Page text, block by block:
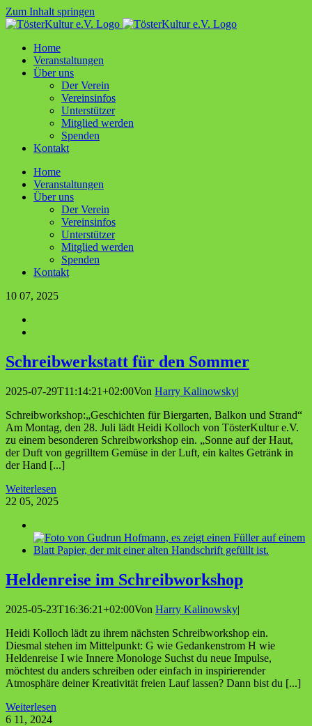
Zum Inhalt springen
Home
Ver­an­stal­tun­gen
Über uns
Der Ver­ein
Ver­ein­sin­fos
Unter­stüt­zer
Mit­glied werden
Spen­den
Kon­takt
Home
Ver­an­stal­tun­gen
Über uns
Der Ver­ein
Ver­ein­sin­fos
Unter­stüt­zer
Mit­glied werden
Spen­den
Kon­takt
10 07, 2025
Schreib­werk­statt für den Sommer
2025-07-29T11:14:21+02:00Von Harry Kalinowsky|
Schreibworkshop:„Geschichten für Biergarten, Balkon und Strand“
Am Montag, den 28. Juli lädt Heidi Kolloch von TösterKultur e.V.
zu einem besonderen Schreibworkshop ein. „Sonne auf der Haut,
der Duft von gegrilltem Gemüse in der Luft, ein kaltes Getränk in
der Hand [...]
Weiterlesen
22 05, 2025
Hel­den­rei­se im Schreibworkshop
2025-05-23T16:36:21+02:00Von Harry Kalinowsky|
Heidi Kolloch lädt zu ihrem nächsten Schreibworkshop ein.
Diesmal stehen im Mittelpunkt: G wie Gedankenstrom H wie
Heldenreise I wie Innere Monologe Suchst du neue Impulse,
möchtest du anders schreiben oder einfach in inspirierender
Atmosphäre deiner Kreativität freien Lauf lassen? Dann bist du [...]
Weiterlesen
6 11, 2024